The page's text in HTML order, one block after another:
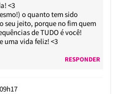
<3
o quanto tem sido
seu jeito, porque no fim quem
de TUDO é você!
uma vida feliz! <3
RESPONDER